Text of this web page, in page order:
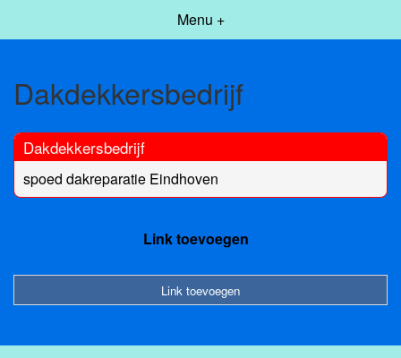
Menu +
Dakdekkersbedrijf
Dakdekkersbedrijf
spoed dakreparatie Eindhoven
Link toevoegen
Link toevoegen